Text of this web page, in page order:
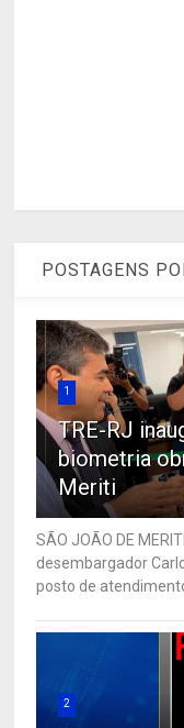
POSTAGENS
1
TRE-RJ
biometria
Meriti
SÃO JOÃO DE
desembargador
posto de
2